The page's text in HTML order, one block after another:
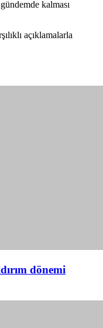
kalması
dönemi